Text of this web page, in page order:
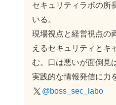
セキュリティラボの所
いる。
現場視点と経営視点の
えるセキュリティとキ
む。口は悪いが面倒見
実践的な情報発信に力
@boss_sec_labo